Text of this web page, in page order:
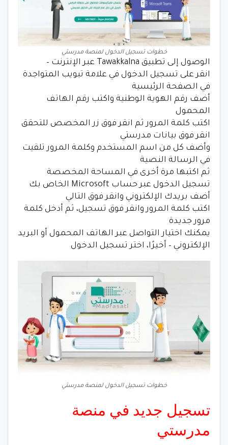
خطوات تسجيل الدخول لمنصة مدرستي
الوصول إلى تطبيق Tawakkalna عبر الإنترنت –
انقر على تسجيل الدخول في علامة تبويب المتواجدة
في الصفحة الرئيسية
أضف رقم الهوية الوطنية واكتب رقم الهاتف
المحمول
اكتب كلمة المرور ثم انقر فوق زر المخصص للتحقق
انقر فوق بيانات مدرستي
وأضف كل من اسم المستخدم وكلمة المرور تلقيت
في الرسالة النصية
ثم اكتبها مرة أخرى في المساحة المخصصة
تسجيل الدخول عبر حساب Microsoft الخاص بك
أضف بريدك الإلكتروني وانقر فوق التالي
اكتب كلمة المرور وانقر فوق تسجيل، ثم أدخل كلمة
مرور جديدة
يمكنك اختيار التواصل عبر الهاتف المحمول أو البريد
الإلكتروني – أخيرًا، اختر تسجيل الدخول
خطوات تسجيل الدخول لمنصة مدرستي
تسجيل جديد في منصة
مدرستي